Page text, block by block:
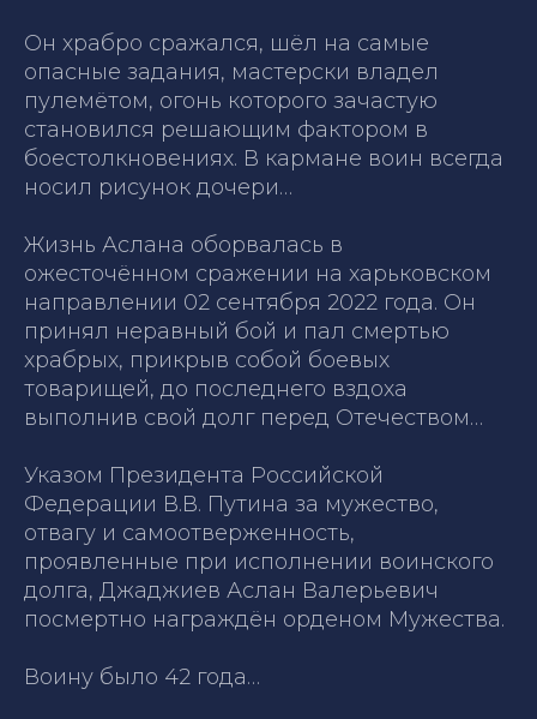
Он храбро сражался, шёл на самые
опасные задания, мастерски владел
пулемётом, огонь которого зачастую
становился решающим фактором в
боестолкновениях. В кармане воин всегда
носил рисунок дочери…
Жизнь Аслана оборвалась в
ожесточённом сражении на харьковском
направлении 02 сентября 2022 года. Он
принял неравный бой и пал смертью
храбрых, прикрыв собой боевых
товарищей, до последнего вздоха
выполнив свой долг перед Отечеством…
Указом Президента Российской
Федерации В.В. Путина за мужество,
отвагу и самоотверженность,
проявленные при исполнении воинского
долга, Джаджиев Аслан Валерьевич
посмертно награждён орденом Мужества.
Воину было 42 года…